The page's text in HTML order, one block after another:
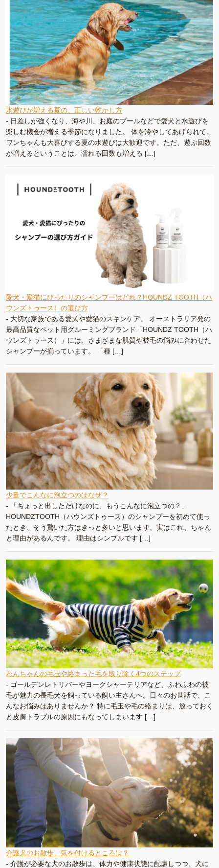
水遊びが増える夏の、正しい乾かし方
- 日差しが強くなり、海や川、お庭のプールなどで愛犬と水遊びを
楽しむ機会が増える季節になりました。 体を冷やしてあげられて、
ワンちゃんも大喜びする夏の水遊びは大歓迎です。ただ、遊ぶ回数
が増えるということは、濡れる回数も増える […]
愛犬・愛猫にぴったりのシャンプーはどれ？HOUNDZ TOOTH（ハ
ウンズトゥース）の選び方
- 大切な家族である愛犬や愛猫のスキンケア。 オーストラリア発の
最高品質なペット用グルーミングブランド「HOUNDZ TOOTH（ハ
ウンズトゥース）」には、さまざまな肌質や被毛の悩みに合わせた
シャンプーが揃っています。 「種 […]
少量でこんなに泡立つのはなぜ？
-
「ちょっと出しただけなのに、もうこんなに泡立つの？」
HOUNDZTOOTH（ハウンズトゥース）のシャンプーを初めて使っ
たとき、そう驚いた方はきっと多いと思います。実はこれ、ちゃん
と理由があるんです。 理由はシンプルです […]
わんちゃんの毛玉や絡まった毛を取り除く4つのステップ
- ゴールデンレトリバーやヨークシャーテリアなど、ふわふわの被
毛が魅力の長毛犬を飼っている飼い主さんへ。日々のお世話で、こ
んなお悩みはありませんか？ 特に毛玉や毛の絡まりは、放っておく
と皮膚トラブルの原因にもなってしまいます […]
介護犬のお散歩、気を付けるところは？
- 介護が必要な犬のお散歩は、体力や健康状態に配慮しつつ、犬に